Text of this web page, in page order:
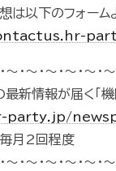
は以下のフォー
～・～・～・～・～・
新情報が届く「
party.jp/
月2回程度
～・～・～・～・～・